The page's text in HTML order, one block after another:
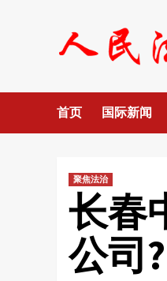
首页 国际新闻
聚焦法治
长春
公司?